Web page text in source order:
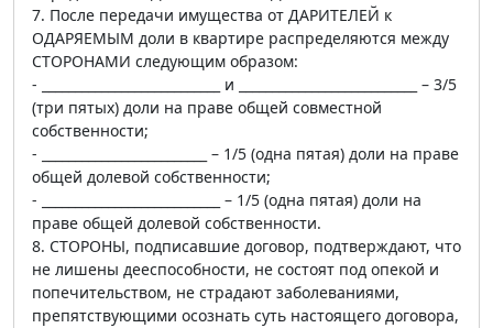
7. После передачи имущества от ДАРИТЕЛЕЙ к
ОДАРЯЕМЫМ доли в квартире распределяются между
СТОРОНАМИ следующим образом:
- ___________________________ и ___________________________ – 3/5
(три пятых) доли на праве общей совместной
собственности;
- _________________________ – 1/5 (одна пятая) доли на праве
общей долевой собственности;
- ___________________________ – 1/5 (одна пятая) доли на
праве общей долевой собственности.
8. СТОРОНЫ, подписавшие договор, подтверждают, что
не лишены дееспособности, не состоят под опекой и
попечительством, не страдают заболеваниями,
препятствующими осознать суть настоящего договора,